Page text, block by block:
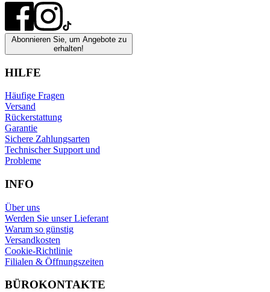
Abonnieren Sie, um Angebote zu
erhalten!
HILFE
Häufige Fragen
Versand
Rückerstattung
Garantie
Sichere Zahlungsarten
Technischer Support und
Probleme
INFO
Über uns
Werden Sie unser Lieferant
Warum so günstig
Versandkosten
Cookie-Richtlinie
Filialen & Öffnungszeiten
BÜROKONTAKTE